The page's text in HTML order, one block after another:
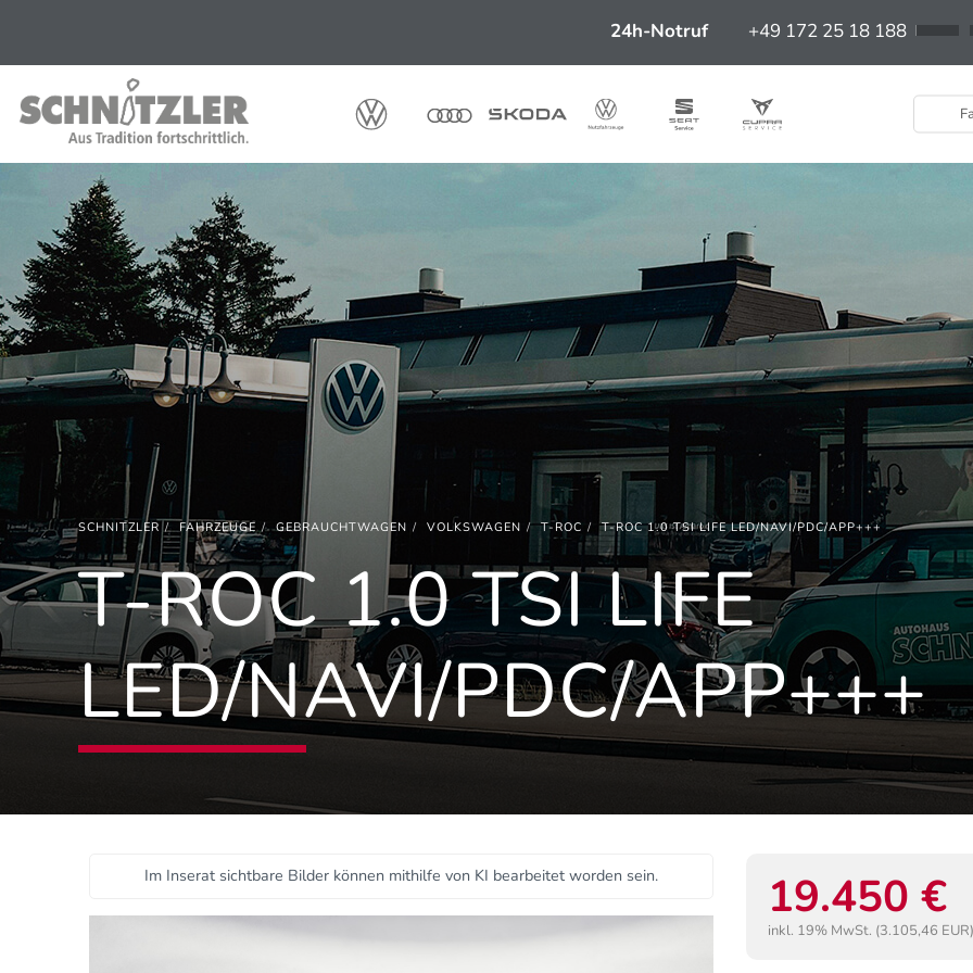
24h-Notruf +49 172 25 18 188
SCHNITZLER FAHRZEUGE GEBRAUCHTWAGEN VOLKSWAGEN T-ROC T-ROC 1.0 TSI LIFE LED/NAVI/PDC/APP+++
T-ROC 1.0 TSI LIFE
LED/NAVI/PDC/APP+++
Im Inserat sichtbare Bilder können mithilfe von KI bearbeitet worden sein. 19.450 €
inkl. 19% MwSt. (3.105,46 EUR)